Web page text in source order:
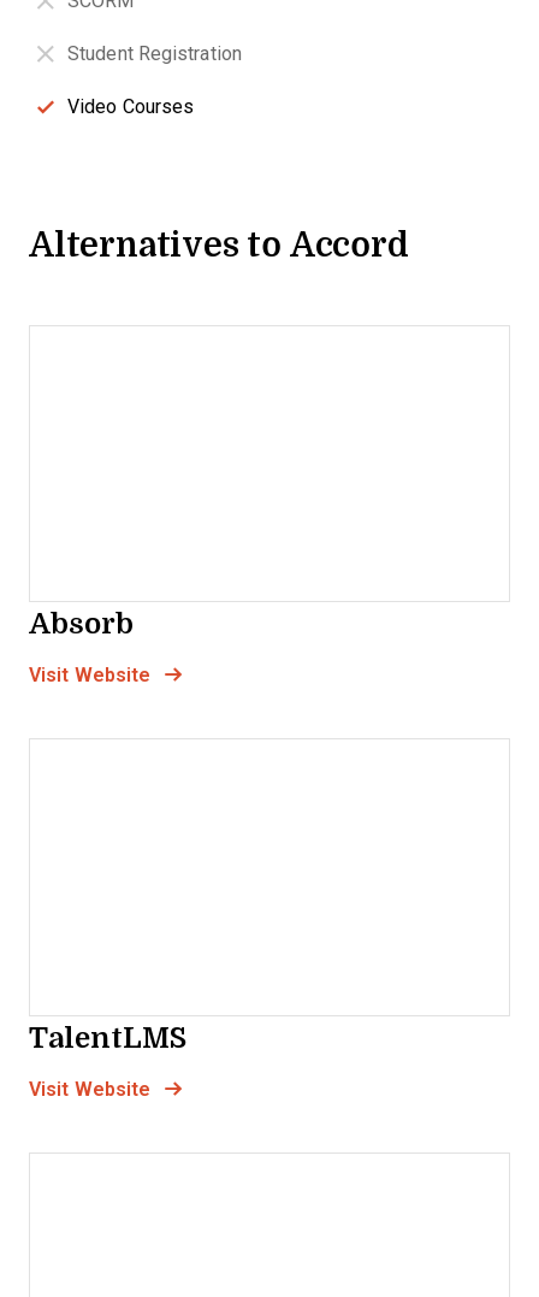
Student Registration
Video Courses
Alternatives to Accord
Absorb
Visit Website Opens New Window
TalentLMS
Visit Website Opens New Window